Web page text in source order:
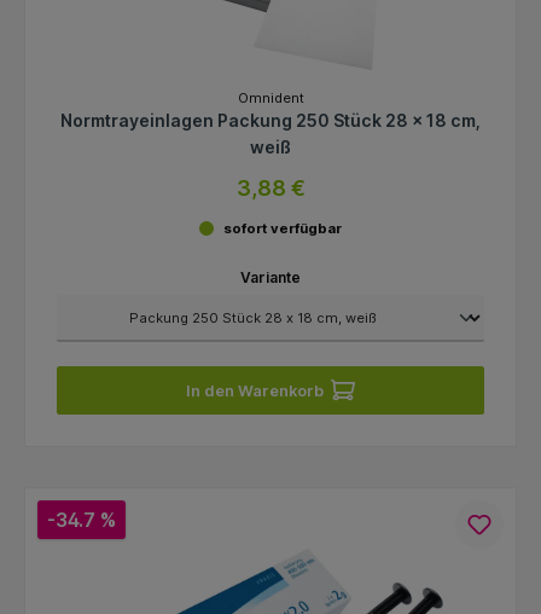
Omnident
Normtrayeinlagen Packung 250 Stück 28 x 18 cm,
weiß
3,88 €
sofort verfügbar
Variante
In den Warenkorb
-34.7 %